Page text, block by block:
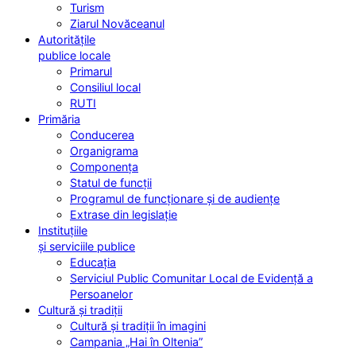
Turism
Ziarul Novăceanul
Autoritățile
publice locale
Primarul
Consiliul local
RUTI
Primăria
Conducerea
Organigrama
Componența
Statul de funcții
Programul de funcționare și de audiențe
Extrase din legislație
Instituțiile
și serviciile publice
Educația
Serviciul Public Comunitar Local de Evidență a
Persoanelor
Cultură și tradiții
Cultură și tradiții în imagini
Campania „Hai în Oltenia”